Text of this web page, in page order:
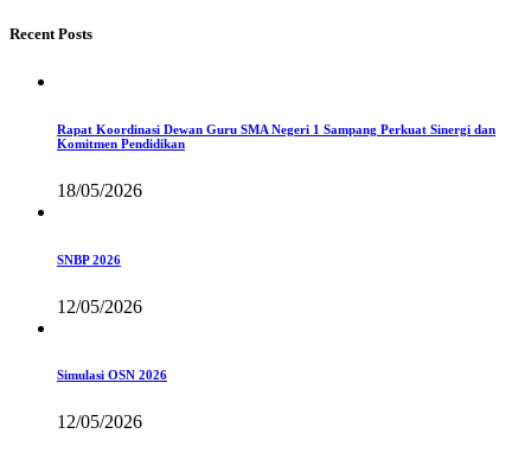
Recent Posts
Rapat Koordinasi Dewan Guru SMA Negeri 1 Sampang Perkuat Sinergi dan
Komitmen Pendidikan
18/05/2026
SNBP 2026
12/05/2026
Simulasi OSN 2026
12/05/2026